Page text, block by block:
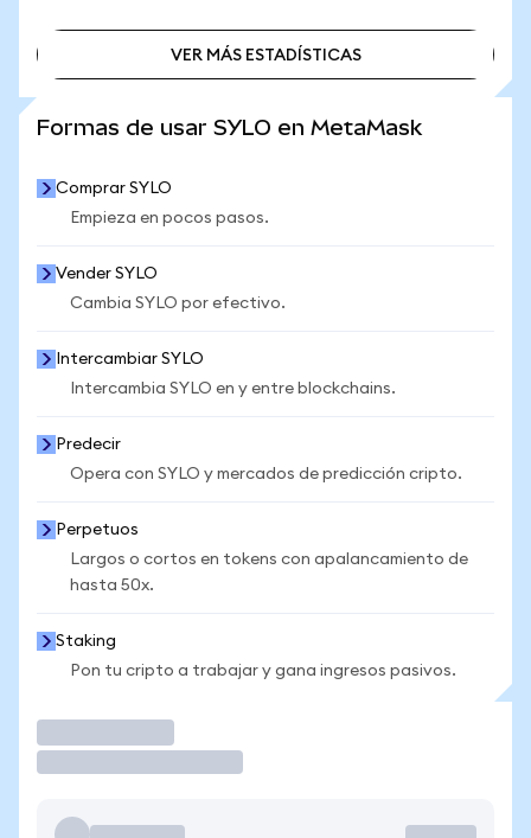
VER MÁS ESTADÍSTICAS
Formas de usar SYLO en MetaMask
Comprar SYLO
Empieza en pocos pasos.
Vender SYLO
Cambia SYLO por efectivo.
Intercambiar SYLO
Intercambia SYLO en y entre blockchains.
Predecir
Opera con SYLO y mercados de predicción cripto.
Perpetuos
Largos o cortos en tokens con apalancamiento de
hasta 50x.
Staking
Pon tu cripto a trabajar y gana ingresos pasivos.